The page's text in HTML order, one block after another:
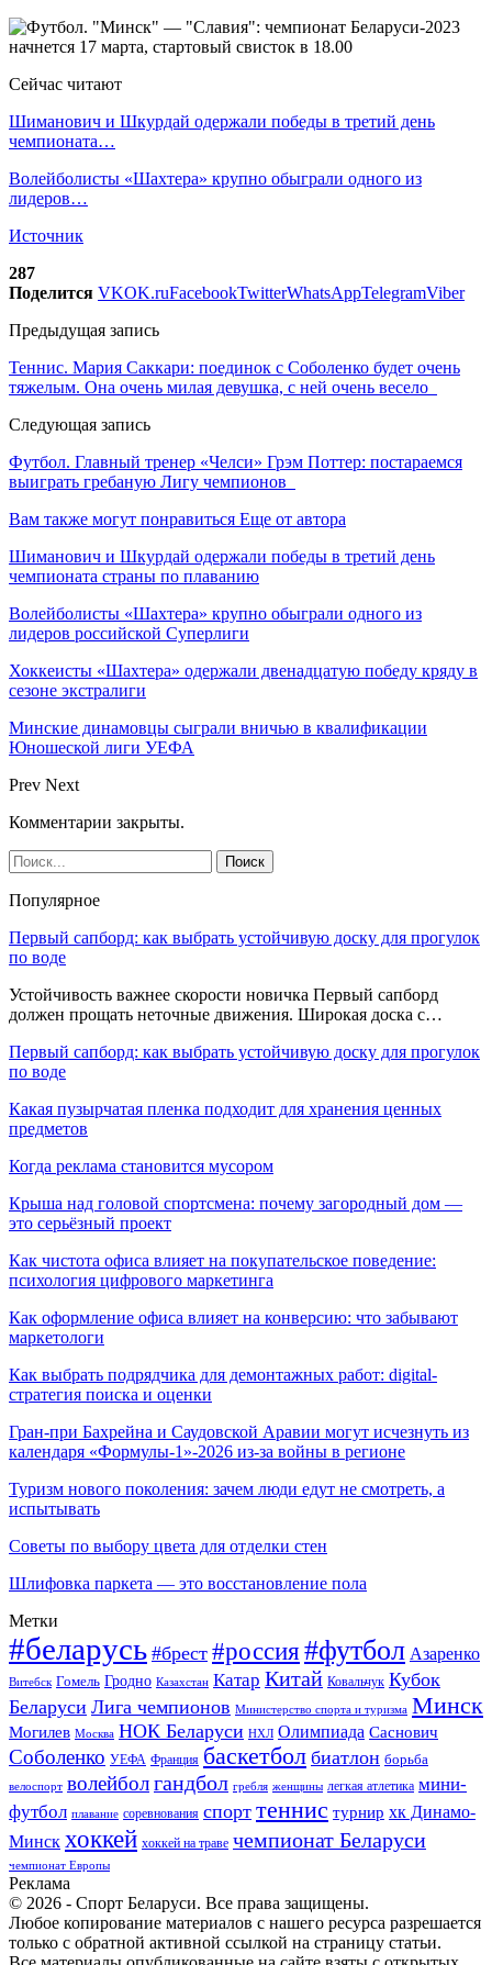
Сейчас читают
Шиманович и Шкурдай одержали победы в третий день
чемпионата…
Волейболисты «Шахтера» крупно обыграли одного из
лидеров…
Источник
287
Поделится VKOK.ruFacebookTwitterWhatsAppTelegramViber
Предыдущая запись
Теннис. Мария Саккари: поединок с Соболенко будет очень
тяжелым. Она очень милая девушка, с ней очень весело
Следующая запись
Футбол. Главный тренер «Челси» Грэм Поттер: постараемся
выиграть гребаную Лигу чемпионов
Вам также могут понравиться Еще от автора
Шиманович и Шкурдай одержали победы в третий день
чемпионата страны по плаванию
Волейболисты «Шахтера» крупно обыграли одного из
лидеров российской Суперлиги
Хоккеисты «Шахтера» одержали двенадцатую победу кряду в
сезоне экстралиги
Минские динамовцы сыграли вничью в квалификации
Юношеской лиги УЕФА
Prev Next
Комментарии закрыты.
Популярное
Первый сапборд: как выбрать устойчивую доску для прогулок
по воде
Устойчивость важнее скорости новичка Первый сапборд
должен прощать неточные движения. Широкая доска с…
Первый сапборд: как выбрать устойчивую доску для прогулок
по воде
Какая пузырчатая пленка подходит для хранения ценных
предметов
Когда реклама становится мусором
Крыша над головой спортсмена: почему загородный дом —
это серьёзный проект
Как чистота офиса влияет на покупательское поведение:
психология цифрового маркетинга
Как оформление офиса влияет на конверсию: что забывают
маркетологи
Как выбрать подрядчика для демонтажных работ: digital-
стратегия поиска и оценки
Гран-при Бахрейна и Саудовской Аравии могут исчезнуть из
календаря «Формулы-1»-2026 из-за войны в регионе
Туризм нового поколения: зачем люди едут не смотреть, а
испытывать
Советы по выбору цвета для отделки стен
Шлифовка паркета — это восстановление пола
Метки
#беларусь #брест #россия#футбол Азаренко
Витебск Гомель Гродно Казахстан Катар Китай Ковальчук Кубок
Беларуси Лига чемпионов Министерство спорта и туризма Минск
Могилев Москва НОК Беларуси НХЛ Олимпиада Саснович
Соболенко УЕФА Франция баскетбол биатлон борьба
велоспорт волейболгандбол гребля женщины легкая атлетика мини-
футбол плавание соревнования спорт теннис турнир хк Динамо-
Минск хоккей хоккей на траве чемпионат Беларуси
чемпионат Европы
Реклама
© 2026 - Спорт Беларуси. Все права защищены.
Любое копирование материалов с нашего ресурса разрешается
только с обратной активной ссылкой на страницу статьи.